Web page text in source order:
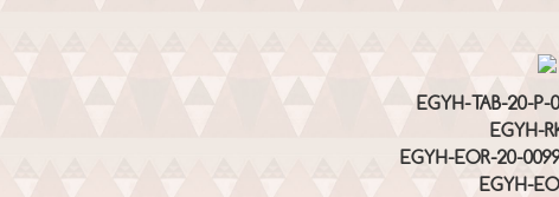
EGYH-TAB-20-
EGYH-
EGYH-EOR-20-
EGYH-